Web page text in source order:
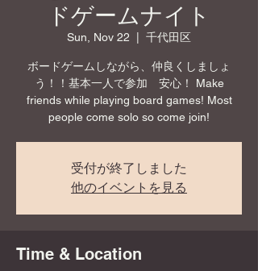
ドゲームナイト
Sun, Nov 22 千代田区
ボードゲームしながら、仲良くしましょ
う！！基本一人で参加 安心！ Make
friends while playing board games! Most
people come solo so come join!
受付が終了しました
他のイベントを見る
Time & Location